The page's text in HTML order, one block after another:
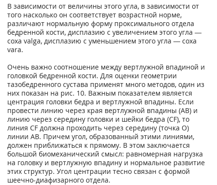
В зависимости от величины этого угла, в зависимости от
того насколько он соответствует возрастной норме,
различают нормальную форму проксимального отдела
бедренной кости, дисплазию с увеличением этого угла —
coxa valga, дисплазию с уменьшением этого угла — coxa
vara.
Очень важно соотношение между вертлужной впадиной и
головкой бедренной кости. Для оценки геометрии
тазобедренного сустава применят много методов, один из
них показан на рис. 10. Важным показателем является
центрация головки бедра и вертлужной впадины. Если
провести линию через края вертлужной впадины (АВ) и
линию через середину головки и шейки бедра (CF), то
линия СF должна проходить через середину (точка О)
линии АВ. Причем угол, образованный этими линиями,
должен приближаться к прямому. В этом заключается
большой биомеханический смысл: равномерная нагрузка
на головку и вертлужную впадину и нормальное развитие
этих структур. Угол центрации тесно связан с формой
шеечно-диафизарного отдела.